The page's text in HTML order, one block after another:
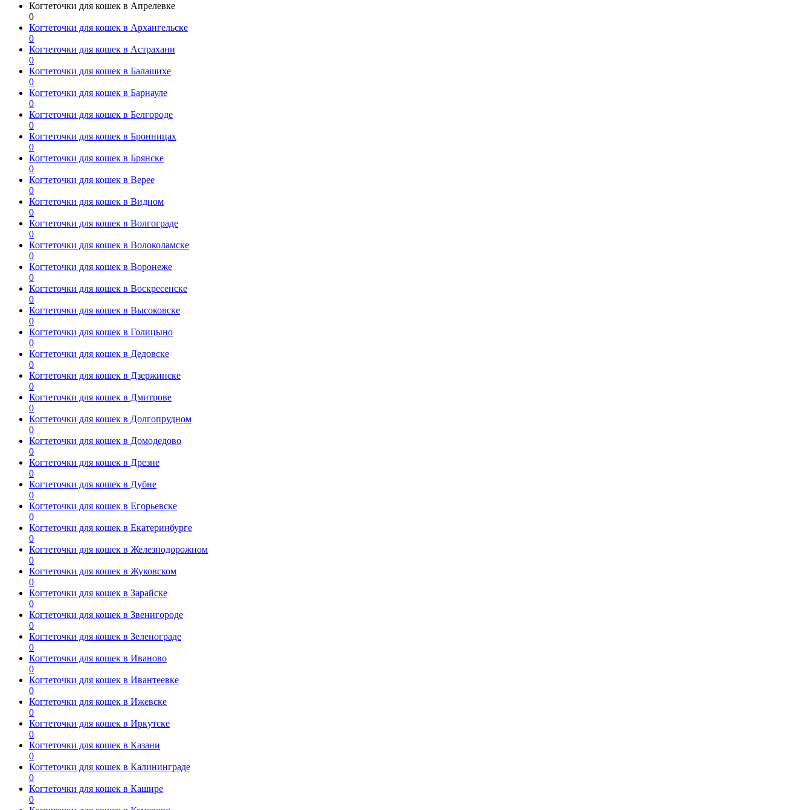
Когтеточки для кошек в Апрелевке
0
Когтеточки для кошек в Архангельске
0
Когтеточки для кошек в Астрахани
0
Когтеточки для кошек в Балашихе
0
Когтеточки для кошек в Барнауле
0
Когтеточки для кошек в Белгороде
0
Когтеточки для кошек в Бронницах
0
Когтеточки для кошек в Брянске
0
Когтеточки для кошек в Верее
0
Когтеточки для кошек в Видном
0
Когтеточки для кошек в Волгограде
0
Когтеточки для кошек в Волоколамске
0
Когтеточки для кошек в Воронеже
0
Когтеточки для кошек в Воскресенске
0
Когтеточки для кошек в Высоковске
0
Когтеточки для кошек в Голицыно
0
Когтеточки для кошек в Дедовске
0
Когтеточки для кошек в Дзержинске
0
Когтеточки для кошек в Дмитрове
0
Когтеточки для кошек в Долгопрудном
0
Когтеточки для кошек в Домодедово
0
Когтеточки для кошек в Дрезне
0
Когтеточки для кошек в Дубне
0
Когтеточки для кошек в Егорьевске
0
Когтеточки для кошек в Екатеринбурге
0
Когтеточки для кошек в Железнодорожном
0
Когтеточки для кошек в Жуковском
0
Когтеточки для кошек в Зарайске
0
Когтеточки для кошек в Звенигороде
0
Когтеточки для кошек в Зеленограде
0
Когтеточки для кошек в Иваново
0
Когтеточки для кошек в Ивантеевке
0
Когтеточки для кошек в Ижевске
0
Когтеточки для кошек в Иркутске
0
Когтеточки для кошек в Казани
0
Когтеточки для кошек в Калининграде
0
Когтеточки для кошек в Кашире
0